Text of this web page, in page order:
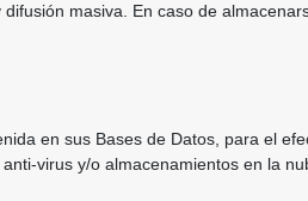
masiva. En caso de
en sus Bases de Datos, para el
virus y/o almacenamientos en la